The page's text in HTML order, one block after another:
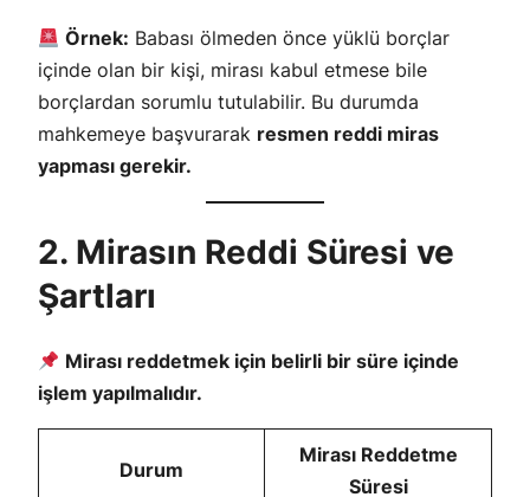
Örnek: Babası ölmeden önce yüklü borçlar
içinde olan bir kişi, mirası kabul etmese bile
borçlardan sorumlu tutulabilir. Bu durumda
mahkemeye başvurarak resmen reddi miras
yapması gerekir.
2. Mirasın Reddi Süresi ve
Şartları
Mirası reddetmek için belirli bir süre içinde
işlem yapılmalıdır.
Durum
Mirası Reddetme
Süresi